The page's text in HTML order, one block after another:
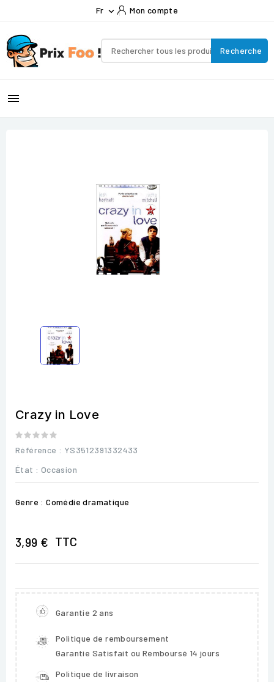
Fr  Mon compte
Recherche

Crazy in Love
Référence : YS3512391332433
État : Occasion
Genre : Comédie dramatique
3,99 € TTC
Garantie 2 ans
Politique de remboursement
Garantie Satisfait ou Remboursé 14 jours
Politique de livraison